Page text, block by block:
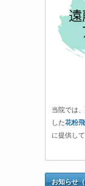
当院では
した花粉
に提供して
お知らせ